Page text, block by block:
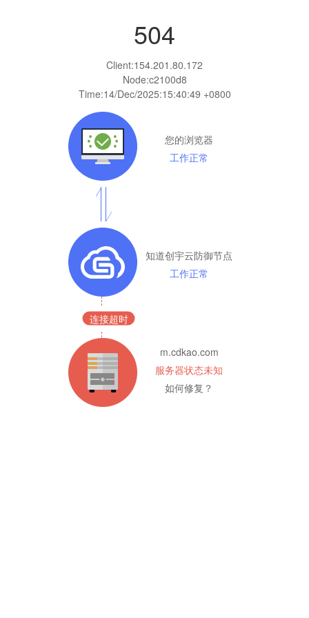
504
Client:154.201.80.172
Node:c2100d8
Time:14/Dec/2025:15:40:49 +0800
您的浏览器
工作正常
知道创宇云防御节点
工作正常
连接超时
m.cdkao.com
服务器状态未知
如何修复？